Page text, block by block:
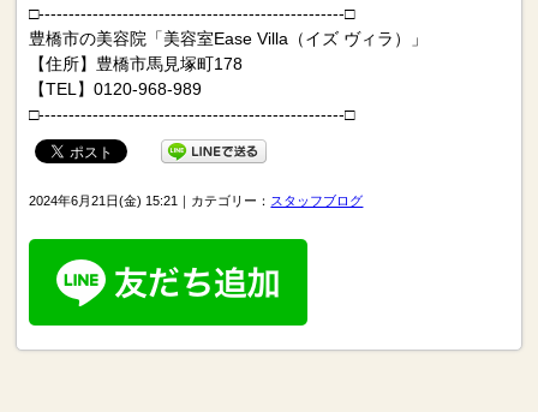
□---------------------------------------------------□
豊橋市の美容院「美容室Ease Villa（イズ ヴィラ）」
【住所】豊橋市馬見塚町178
【TEL】0120-968-989
□---------------------------------------------------□
2024年6月21日(金) 15:21｜カテゴリー： スタッフブログ